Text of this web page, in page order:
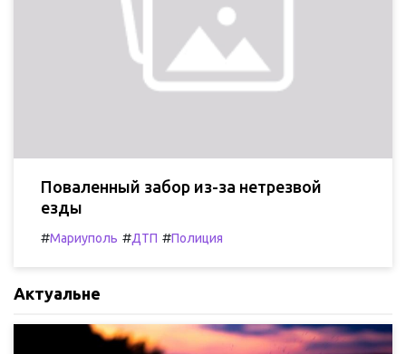
Поваленный забор из-за нетрезвой
езды
#Мариуполь #ДТП #Полиция
Актуальне